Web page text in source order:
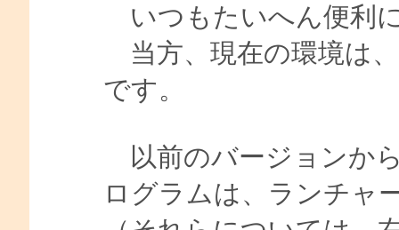
いつもたいへん便利
当方、現在の環境は、
です。
以前のバージョンか
ログラムは、ランチャ